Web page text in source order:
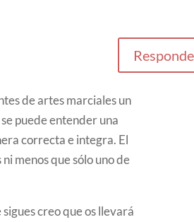
de artes marciales un
puede entender una
correcta e integra. El
menos que sólo uno de
creo que os llevará